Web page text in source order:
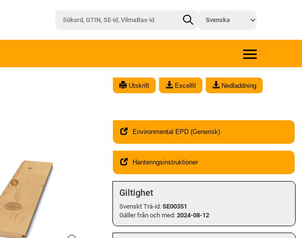
Utskrift Excelfil Nedladdning
Environmental EPD (Generisk)
Hanteringsinstruktioner
Giltighet
Svenskt Trä-id: SE00351
Gäller från och med:2024-08-12